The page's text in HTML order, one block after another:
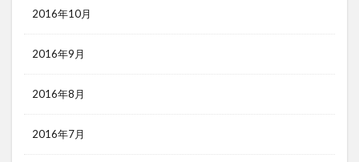
2016年10月
2016年9月
2016年8月
2016年7月